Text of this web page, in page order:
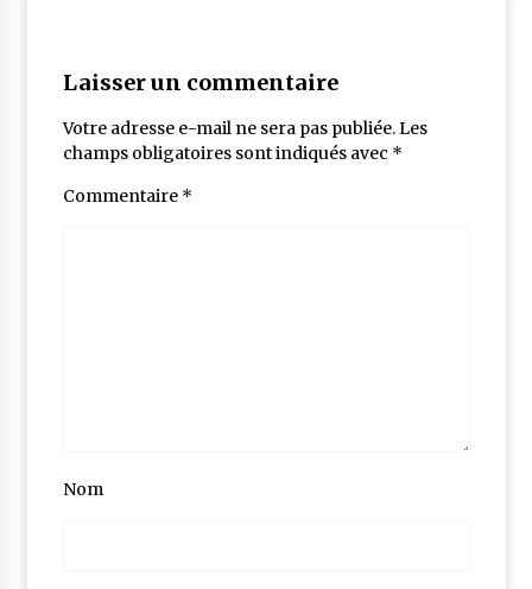
Laisser un commentaire
Votre adresse e-mail ne sera pas publiée.Les
champs obligatoires sont indiqués avec *
Commentaire *
Nom